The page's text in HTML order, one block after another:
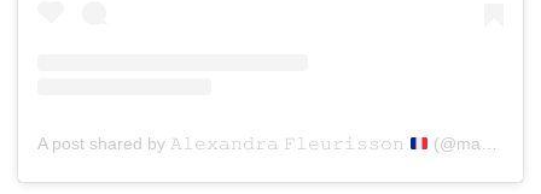
A post shared by 𝙰𝚕𝚎𝚡𝚊𝚗𝚍𝚛𝚊 𝙵𝚕𝚎𝚞𝚛𝚒𝚜𝚜𝚘𝚗 (@mademoisellemodeuse)